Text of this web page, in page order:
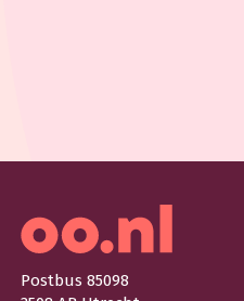
Postbus 85098